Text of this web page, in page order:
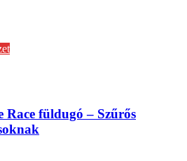
Race füldugó – Szűrős